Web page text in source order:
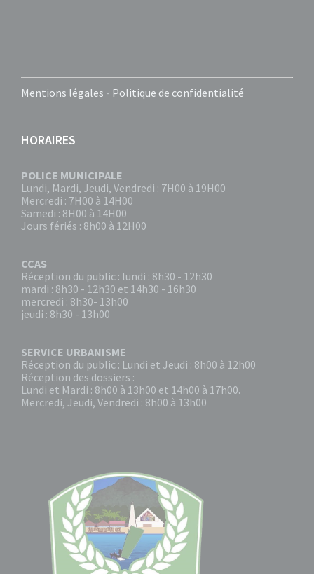
Mentions légales - Politique de confidentialité
HORAIRES
POLICE MUNICIPALE
Lundi, Mardi, Jeudi, Vendredi : 7H00 à 19H00
Mercredi : 7H00 à 14H00
Samedi : 8H00 à 14H00
Jours fériés : 8h00 à 12H00
CCAS
Réception du public : lundi : 8h30 - 12h30
mardi : 8h30 - 12h30 et 14h30 - 16h30
mercredi : 8h30- 13h00
jeudi : 8h30 - 13h00
SERVICE URBANISME
Réception du public : Lundi et Jeudi : 8h00 à 12h00
Réception des dossiers :
Lundi et Mardi : 8h00 à 13h00 et 14h00 à 17h00.
Mercredi, Jeudi, Vendredi : 8h00 à 13h00